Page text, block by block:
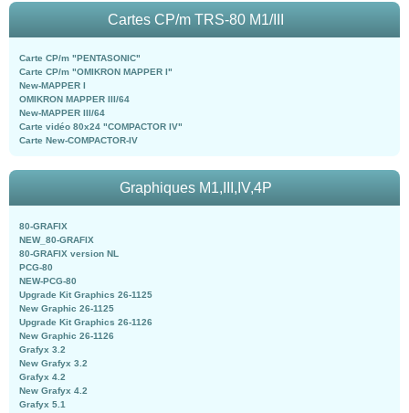
Cartes CP/m TRS-80 M1/III
Carte CP/m "PENTASONIC"
Carte CP/m "OMIKRON MAPPER I"
New-MAPPER I
OMIKRON MAPPER III/64
New-MAPPER III/64
Carte vidéo 80x24 "COMPACTOR IV"
Carte New-COMPACTOR-IV
Graphiques M1,III,IV,4P
80-GRAFIX
NEW_80-GRAFIX
80-GRAFIX version NL
PCG-80
NEW-PCG-80
Upgrade Kit Graphics 26-1125
New Graphic 26-1125
Upgrade Kit Graphics 26-1126
New Graphic 26-1126
Grafyx 3.2
New Grafyx 3.2
Grafyx 4.2
New Grafyx 4.2
Grafyx 5.1